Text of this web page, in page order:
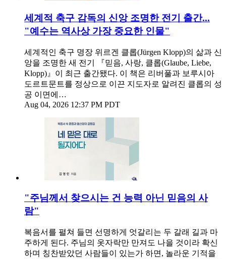
세계적 축구 감독의 신앙 조명한 전기 출간...
"예수는 역사상 가장 중요한 인물"
세계적인 축구 명장 위르겐 클롭(Jürgen Klopp)의 삶과 신
앙을 조명한 새 전기 『믿음, 사랑, 클롭(Glaube, Liebe,
Klopp)』이 최근 출간됐다. 이 책은 리버풀과 보루시아
도르트문트를 정상으로 이끈 지도자로 알려진 클롭의 성
공 이면에…
Aug 04, 2026 12:37 PM PDT
"주님께서 찾으시는 건 능력 아닌 믿음의 사
람"
복음서를 펼쳐 들면 선명하게 엇갈리는 두 갈래 길과 마
주하게 된다. 주님의 옷자락만 만져도 나을 것이라 확신
하며 칭찬받았던 사람들이 있는가 하면, 놀라운 기적을